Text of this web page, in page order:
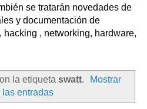
se tratarán novedades de
y documentación de
hacking , networking, hardware,
la etiqueta swatt.
Mostrar
las entradas